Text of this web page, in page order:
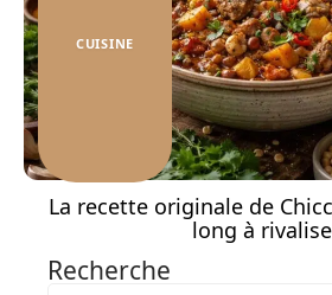
CUISINE
La recette originale de
long à
Recherche